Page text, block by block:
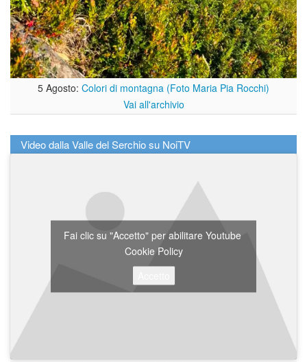
5 Agosto: Colori di montagna (Foto Maria Pia Rocchi)
Vai all'archivio
Video dalla Valle del Serchio su NoiTV
Fai clic su "Accetto" per abilitare Youtube
Cookie Policy